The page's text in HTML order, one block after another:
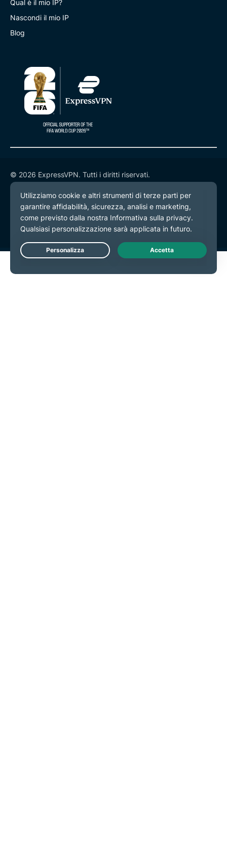
Qual è il mio IP?
Nascondi il mio IP
Blog
© 2026 ExpressVPN. Tutti i diritti riservati.
Informativa sulla privacy
Termini di servizio
Preferenze cookie
Live Chat